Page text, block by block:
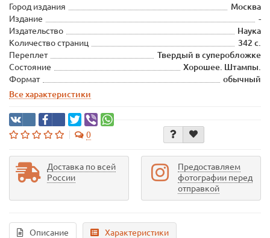
Город издания
Москва
Издание
-
Издательство
Наука
Количество страниц
342 с.
Переплет
Твердый в суперобложке
Состояние
Хорошее. Штампы.
Формат
обычный
Все характеристики
0
Доставка по всей
России
Предоставляем
фотографии перед
отправкой
Описание Характеристики